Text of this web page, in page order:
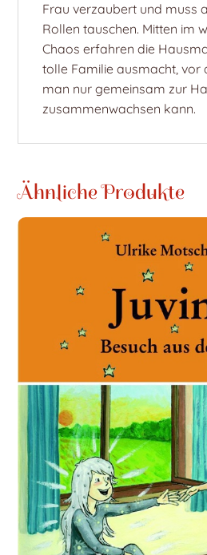
Frau verzaubert und muss
Rollen tauschen. Mitten im
Chaos erfahren die
tolle Familie ausmacht, vor
man nur gemeinsam zur
zusammenwachsen kann.
Ähnliche Produkte